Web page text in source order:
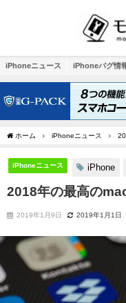
iPhoneニュース iPhoneバグ情
ホーム iPhoneニュース
iPhoneニュース iPhone
2018年の最高の
2019年1月9日 2019年1月1日